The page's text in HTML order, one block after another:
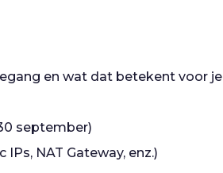
en wat dat betekent voor je
september)
NAT Gateway, enz.)